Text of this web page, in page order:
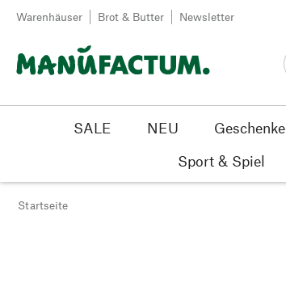
Zum Inhalt springen
Warenhäuser Brot & Butter Newsletter
SALE NEU Geschenke
Sport & Spiel
Startseite